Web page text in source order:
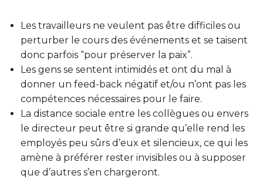
Les travailleurs ne veulent pas être difficiles ou
perturber le cours des événements et se taisent
donc parfois “pour préserver la paix”.
Les gens se sentent intimidés et ont du mal à
donner un feed-back négatif et/ou n’ont pas les
compétences nécessaires pour le faire.
La distance sociale entre les collègues ou envers
le directeur peut être si grande qu’elle rend les
employés peu sûrs d’eux et silencieux, ce qui les
amène à préférer rester invisibles ou à supposer
que d’autres s’en chargeront.